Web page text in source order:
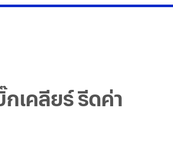
เคลียร์ รีดค่า